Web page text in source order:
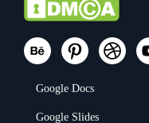
Google Docs
Google Slides